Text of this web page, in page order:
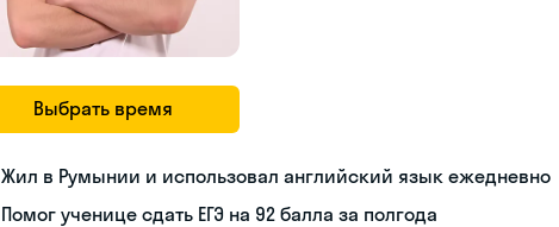
Выбрать время
Жил в Румынии и использовал английский язык ежедневно
Помог ученице сдать ЕГЭ на 92 балла за полгода